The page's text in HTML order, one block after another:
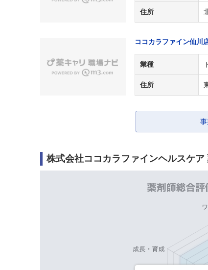
住所
ココカラファイン仙川
業種
住所
株式会社ココカラファインヘルスケア